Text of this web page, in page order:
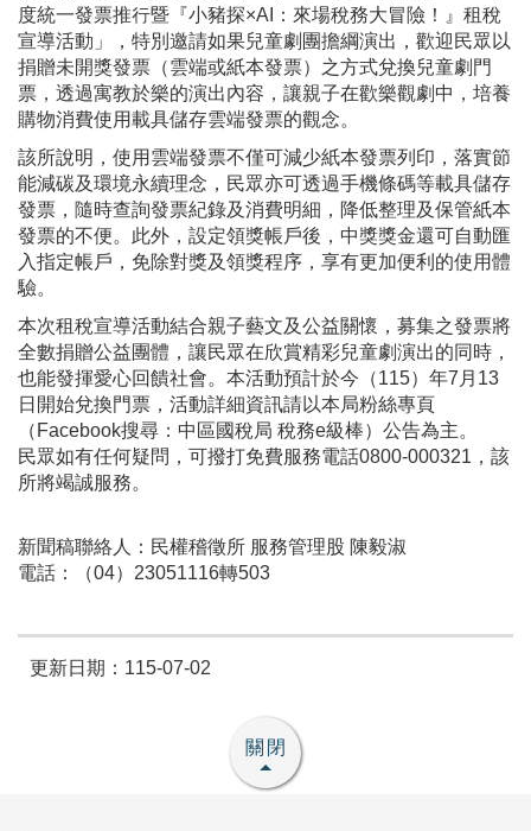
度統一發票推行暨『小豬探×AI：來場稅務大冒險！』租稅
宣導活動」，特別邀請如果兒童劇團擔綱演出，歡迎民眾以
捐贈未開獎發票（雲端或紙本發票）之方式兌換兒童劇門
票，透過寓教於樂的演出內容，讓親子在歡樂觀劇中，培養
購物消費使用載具儲存雲端發票的觀念。
該所說明，使用雲端發票不僅可減少紙本發票列印，落實節
能減碳及環境永續理念，民眾亦可透過手機條碼等載具儲存
發票，隨時查詢發票紀錄及消費明細，降低整理及保管紙本
發票的不便。此外，設定領獎帳戶後，中獎獎金還可自動匯
入指定帳戶，免除對獎及領獎程序，享有更加便利的使用體
驗。
本次租稅宣導活動結合親子藝文及公益關懷，募集之發票將
全數捐贈公益團體，讓民眾在欣賞精彩兒童劇演出的同時，
也能發揮愛心回饋社會。本活動預計於今（115）年7月13
日開始兌換門票，活動詳細資訊請以本局粉絲專頁
（Facebook搜尋：中區國稅局 稅務e級棒）公告為主。
民眾如有任何疑問，可撥打免費服務電話0800-000321，該
所將竭誠服務。
新聞稿聯絡人：民權稽徵所 服務管理股 陳毅淑
電話：（04）23051116轉503
更新日期：115-07-02
關閉